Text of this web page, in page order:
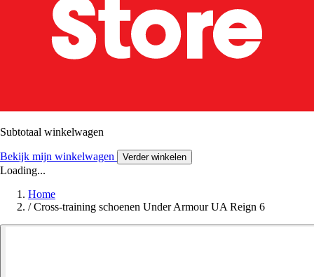
Subtotaal winkelwagen
Bekijk mijn winkelwagen Verder winkelen
Loading...
Home
/ Cross-training schoenen Under Armour UA Reign 6